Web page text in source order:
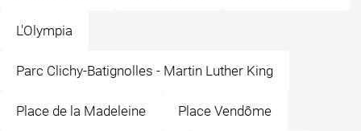
L'Olympia
Parc Clichy-Batignolles - Martin Luther King
Place de la Madeleine Place Vendôme